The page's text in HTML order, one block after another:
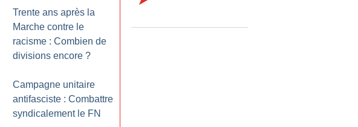
Trente ans après la
Marche contre le
racisme : Combien de
divisions encore ?
Campagne unitaire
antifasciste : Combattre
syndicalement le FN